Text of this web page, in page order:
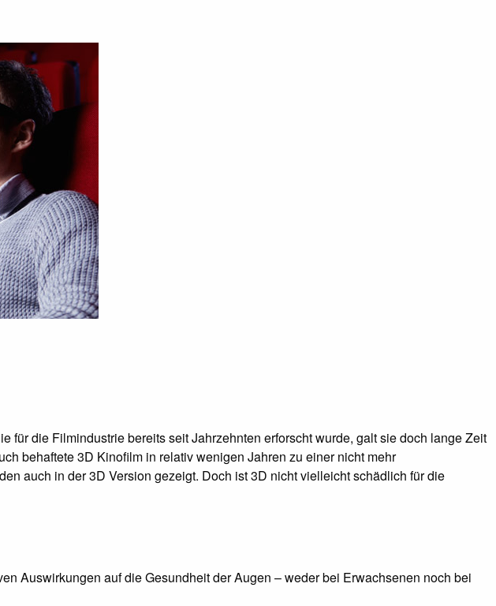
die Filmindustrie bereits seit Jahrzehnten erforscht wurde, galt sie doch lange Zeit
behaftete 3D Kinofilm in relativ wenigen Jahren zu einer nicht mehr
auch in der 3D Version gezeigt. Doch ist 3D nicht vielleicht schädlich für die
Auswirkungen auf die Gesundheit der Augen – weder bei Erwachsenen noch bei